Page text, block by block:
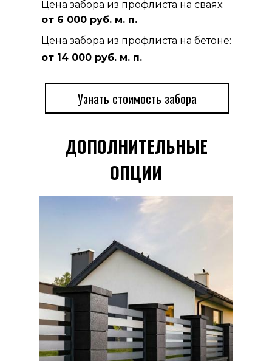
Цена забора из профлиста на сваях:
Цена забора из профлиста на бетоне:
от 6 000 руб. м. п.
от 14 000 руб. м. п.
Узнать стоимость забора
ДОПОЛНИТЕЛЬНЫЕ
ОПЦИИ